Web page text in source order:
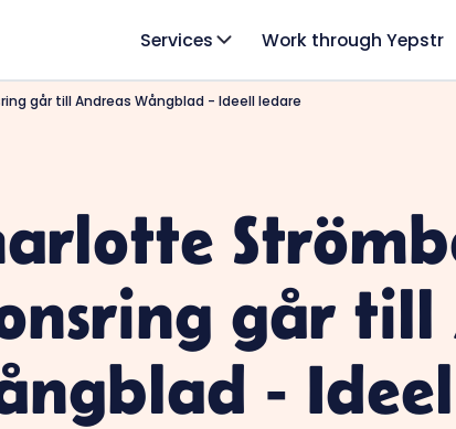
Services Work through Yepstr
går till Andreas Wångblad - Ideell ledare
går till
-